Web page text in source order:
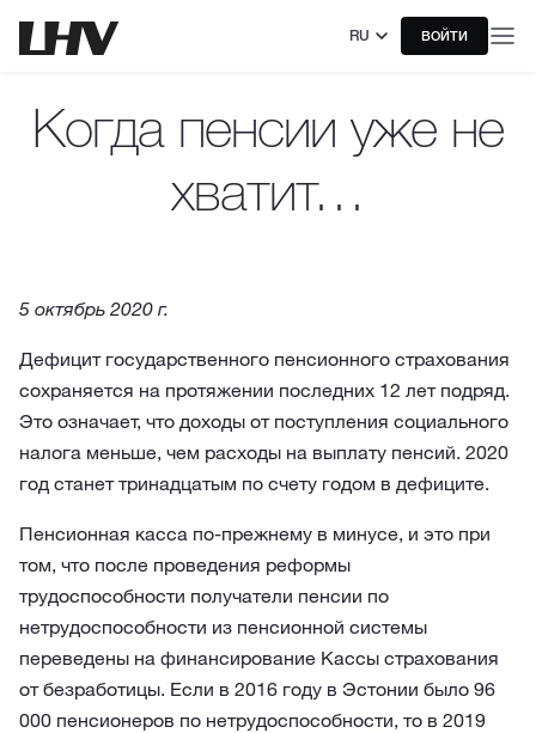
RU ВОЙТИ
Когда пенсии уже не
хватит…
5 oктябрь 2020 г.
Дефицит государственного пенсионного страхования
сохраняется на протяжении последних 12 лет подряд.
Это означает, что доходы от поступления социального
налога меньше, чем расходы на выплату пенсий. 2020
год станет тринадцатым по счету годом в дефиците.
Пенсионная касса по-прежнему в минусе, и это при
том, что после проведения реформы
трудоспособности получатели пенсии по
нетрудоспособности из пенсионной системы
переведены на финансирование Кассы страхования
от безработицы. Если в 2016 году в Эстонии было 96
000 пенсионеров по нетрудоспособности, то в 2019